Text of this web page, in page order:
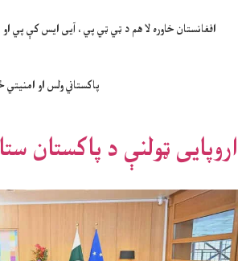
افغانستان خاوره لا هم د ټي ټي پي ، آیی ایس کې پي
پاکستاني ولس او
اروپایی ټولنې د پاکستان